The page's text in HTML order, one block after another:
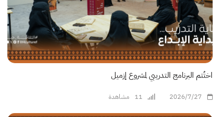
اختُتم البرنامج التدريبي لمشروع إزميل
2026/7/27
11 مشاهدة